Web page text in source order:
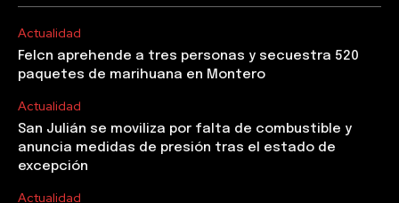
Actualidad
Felcn aprehende a tres personas y secuestra 520
paquetes de marihuana en Montero
Actualidad
San Julián se moviliza por falta de combustible y
anuncia medidas de presión tras el estado de
excepción
Actualidad